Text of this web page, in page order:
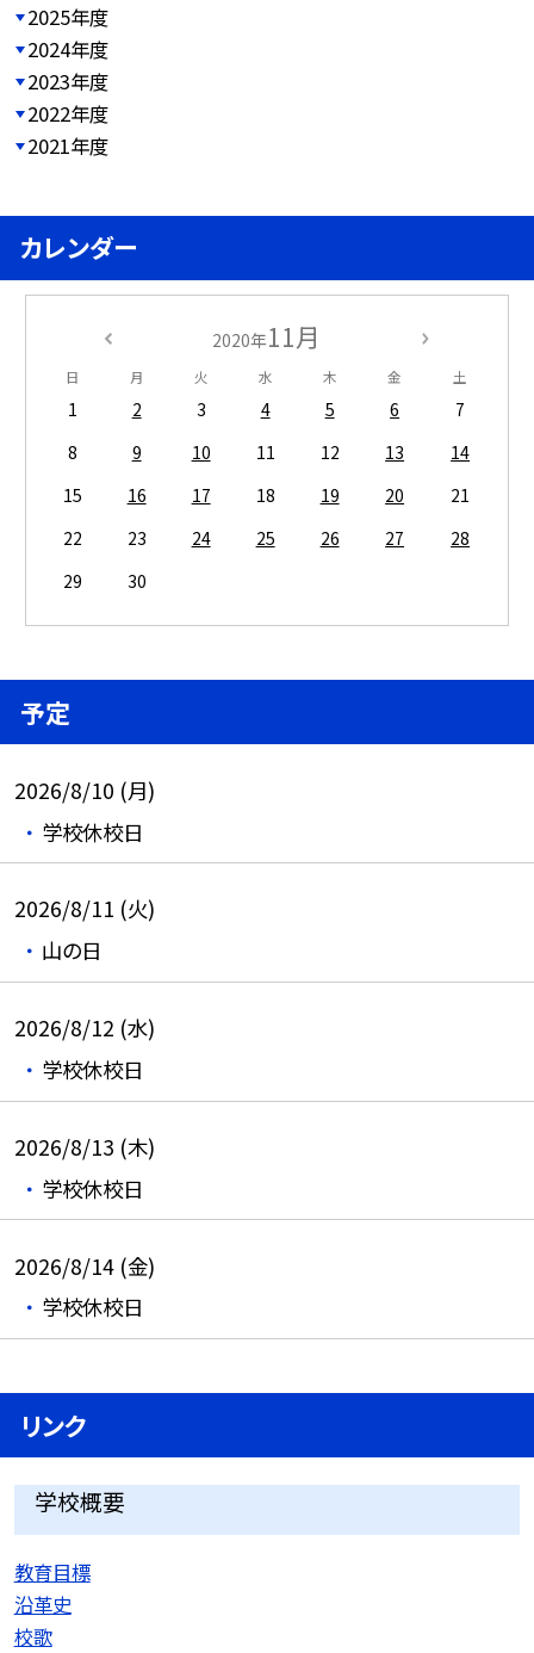
2025年度
2024年度
2023年度
2022年度
2021年度
カレンダー
2020年11月
日 月 火 水 木 金 土
1 2 3 4 5 6
7
8
9 10 11 12 13
14
15
16 17 18 19 20
21
22
23 24 25 26 27
28
29
30
予定
2026/8/10 (月)
学校休校日
2026/8/11 (火)
山の日
2026/8/12 (水)
学校休校日
2026/8/13 (木)
学校休校日
2026/8/14 (金)
学校休校日
リンク
学校概要
教育目標
沿革史
校歌